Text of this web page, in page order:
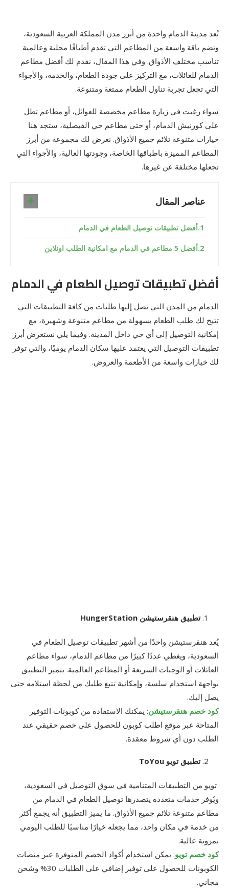
تُعد مدينة الدمام واحدة من أبرز مدن المملكة العربية السعودية،
وتضم باقة واسعة من المطاعم التي تقدم أطباقًا محلية وعالمية
تناسب مختلف الأذواق. وفي هذا المقال، نقدم لك أفضل مطاعم
الدمام للعائلات، مع التركيز على جودة الطعام، والخدمة، والأجواء
التي تجعل تجربة تناول الطعام ممتعة ومتنوعة.
سواء رغبت في زيارة مطاعم مخصصة للعوائل، أو مطاعم تطل
على كورنيش الدمام، أو حتى مطاعم حي الفيصلية، ستجد هنا
خيارات متنوعة تلائم جميع الأذواق. نعرض لك مجموعة من أبرز
المطاعم المميزة باطباقها الخاصة، وجودتها العالية، والأجواء التي
تجعلها مختلفة عن غيرها.
عناصر المقال
أفضل تطبيقات توصيل الطعام في الدمام
أفضل 5 مطاعم في الدمام مع امكانية الطلب اونلاين
أفضل تطبيقات توصيل الطعام في الدمام
الدمام من المدن التي تصل إليها طلبات من كافة التطبيقات التي
تتيح لك طلب الطعام بسهولة من مطاعم متنوعة وشهيرة، مع
إمكانية التوصيل إلى أي حي داخل المدينة. وفيما يلي نستعرض أبرز
تطبيقات التوصيل التي يعتمد عليها سكان الدمام يوميًا، والتي توفر
لك خيارات واسعة من الأطعمة والعروض.
تطبيق هنقرستيشن HungerStation
يُعد هنقرستيشن واحدًا من أشهر تطبيقات توصيل الطعام في
السعودية، ويغطي عددًا كبيرًا من مطاعم الدمام، سواء مطاعم
العائلات أو الوجبات السريعة أو المطاعم العالمية. يتميز التطبيق
بواجهة استخدام سلسة، وإمكانية تتبع طلبك من لحظة استلامه حتى
يصل إليك.
كود خصم هنقرستيشن: يمكنك الاستفادة من كوبونات التوفير
المتاحة عبر موقع اطلب كوبون للحصول على خصم حقيقي عند
الطلب دون أي شروط معقدة.
تطبيق تويو ToYou
تويو من التطبيقات المتنامية في سوق التوصيل في السعودية،
ويُوفر خدمات متعددة يتصدرها توصيل الطعام في الدمام من
مطاعم متنوعة تلائم جميع الأذواق. ما يميز التطبيق أنه يجمع أكثر
من خدمة في مكان واحد، مما يجعله خيارًا مناسبًا للطلب اليومي
بمرونة عالية.
كود خصم تويو: يمكن استخدام أكواد الخصم المتوفرة عبر منصات
الكوبونات للحصول على توفير إضافي على الطلبات 30% وشحن
مجاني.